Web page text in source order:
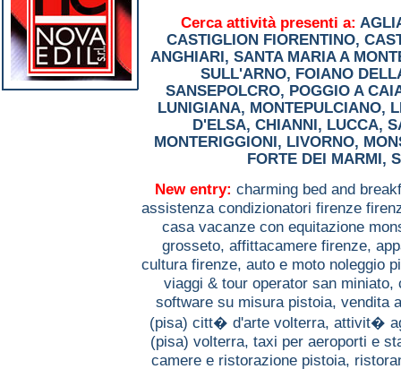
Cerca attività presenti a:
CASTIGLION FIORENTINO,
ANGHIARI, SANTA MARIA A
SULL'ARNO, FOIANO
SANSEPOLCRO, POGGIO A
LUNIGIANA, MONTEPULCIANO,
D'ELSA, CHIANNI, LUCCA,
MONTERIGGIONI, LIVORNO,
FORTE DEI MARMI,
New entry: charming bed and
assistenza condizionatori firenze
casa vacanze con equitazione
grosseto, affittacamere firenze,
cultura firenze, auto e moto noleggio
viaggi & tour operator san miniato,
software su misura pistoia, vendita
(pisa) citt� d'arte volterra, attivit�
(pisa) volterra, taxi per aeroporti e
camere e ristorazione pistoia,